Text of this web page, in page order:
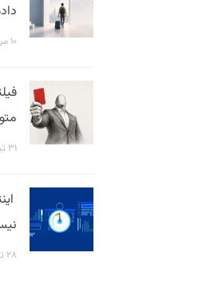
۱۰ مرداد ۱۴۰۵
۳۱ تیر ۱۴۰۵
۲۸ تیر ۱۴۰۵